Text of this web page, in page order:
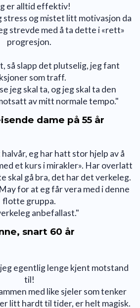
er alltid effektiv!
stress og mistet litt motivasjon da
strevde med å ta dette i «rett»
progresjon.
så slapp det plutselig, jeg fant
som traff.
jeg skal ta, og jeg skal ta den
av mitt normale tempo."
dame på 55 år
eg har hatt stor hjelp av å
et kurs i mirakler». Har overlatt
skal gå bra, det har det verkeleg.
for at eg får vera med i denne
flotte gruppa.
anbefallast."
snart 60 år
egentlig lenge kjent motstand
til!
med like sjeler som tenker
litt hardt til tider, er helt magisk.